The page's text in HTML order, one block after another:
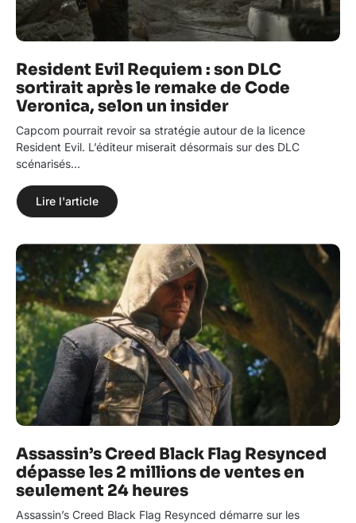
Resident Evil Requiem : son DLC
sortirait après le remake de Code
Veronica, selon un insider
Capcom pourrait revoir sa stratégie autour de la licence
Resident Evil. L’éditeur miserait désormais sur des DLC
scénarisés…
Lire l'article
Assassin’s Creed Black Flag Resynced
dépasse les 2 millions de ventes en
seulement 24 heures
Assassin’s Creed Black Flag Resynced démarre sur les